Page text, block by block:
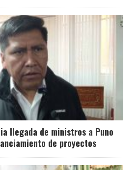
llegada de ministros a Puno
de proyectos